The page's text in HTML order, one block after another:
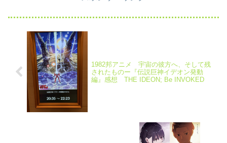
1982邦アニメ 宇宙の彼方へ、そして残
されたものー『伝説巨神イデオン発動
編』感想 THE IDEON; Be INVOKED